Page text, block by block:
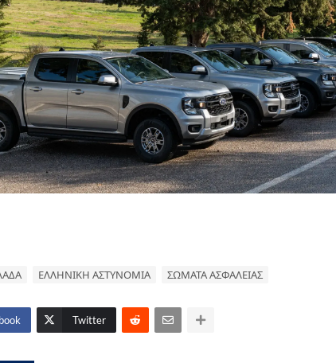
ΕΛΛΗΝΙΚΗ ΑΣΤΥΝΟΜΙΑ ΣΩΜΑΤΑ ΑΣΦΑΛΕΙΑΣ
Twitter